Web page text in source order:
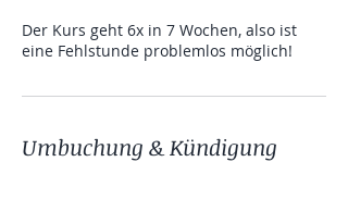
Der Kurs geht 6x in 7 Wochen, also ist
eine Fehlstunde problemlos möglich!
Umbuchung & Kündigung